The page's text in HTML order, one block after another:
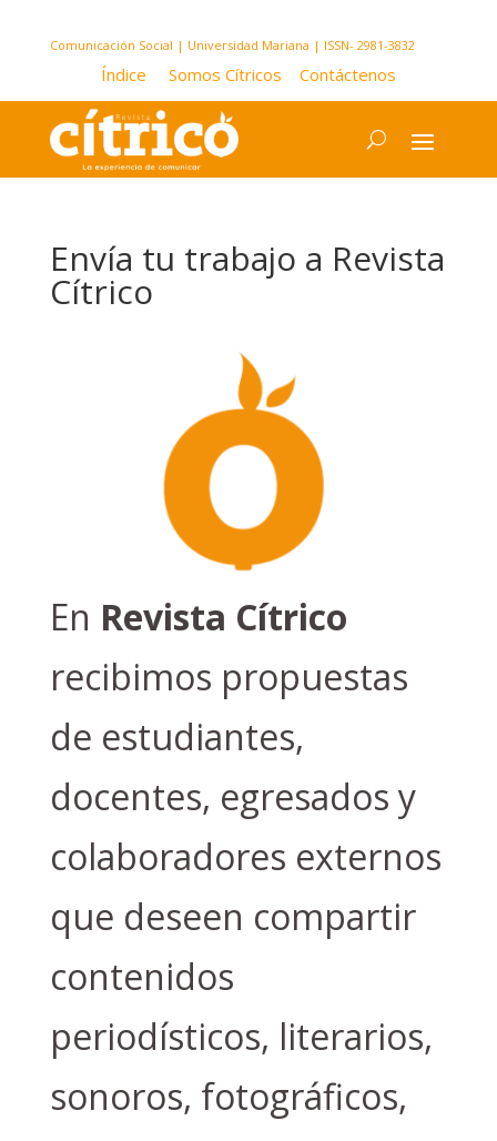
Comunicación Social | Universidad Mariana | ISSN- 2981-3832
Índice Somos Cítricos Contáctenos
Envía tu trabajo a Revista
Cítrico
En Revista Cítrico
recibimos propuestas
de estudiantes,
docentes, egresados y
colaboradores externos
que deseen compartir
contenidos
periodísticos, literarios,
sonoros, fotográficos,